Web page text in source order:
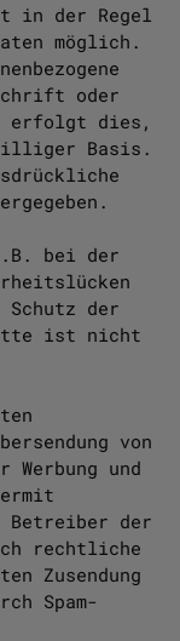
in der Regel
möglich.
oder
erfolgt dies,
Basis.
bei der
der
ist nicht
von
und
Betreiber der
rechtliche
Zusendung
Spam-